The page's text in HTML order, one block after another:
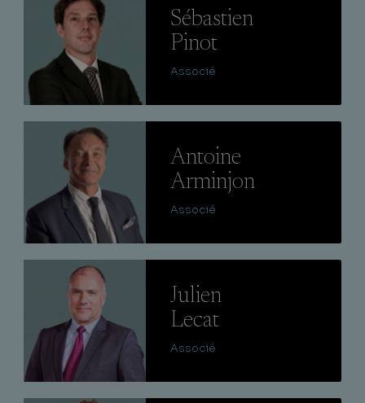
Sébastien
Pinot
Associé
Antoine
Arminjon
Associé
Julien
Lecat
Associé